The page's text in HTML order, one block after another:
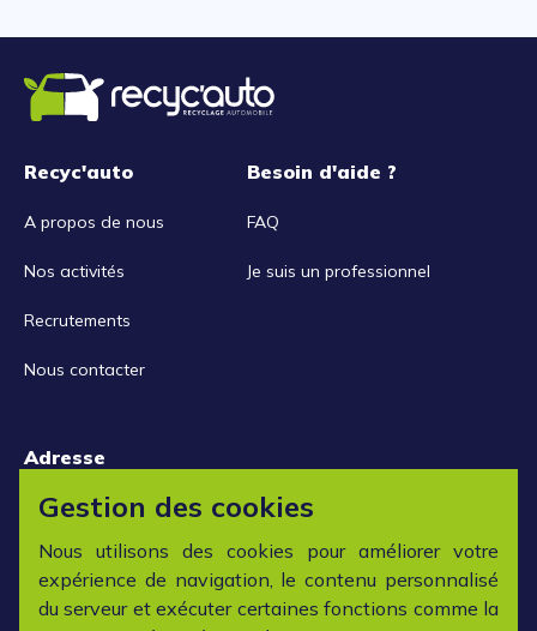
Recyc'auto
A propos de nous
Nos activités
Recrutements
Nous contacter
Besoin d'aide ?
FAQ
Je suis un professionnel
Adresse
15 rue de la Libération
42152 L'horme
Horaires
Gestion des cookies
Nous utilisons des cookies pour améliorer votre
expérience de navigation, le contenu personnalisé
du serveur et exécuter certaines fonctions comme la